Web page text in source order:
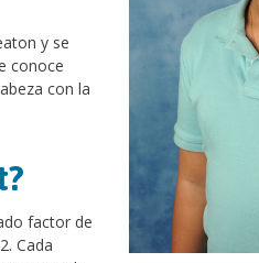
y se
conoce
con la
factor de
Cada